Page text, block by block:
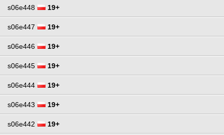
s06e448 19+
s06e447 19+
s06e446 19+
s06e445 19+
s06e444 19+
s06e443 19+
s06e442 19+